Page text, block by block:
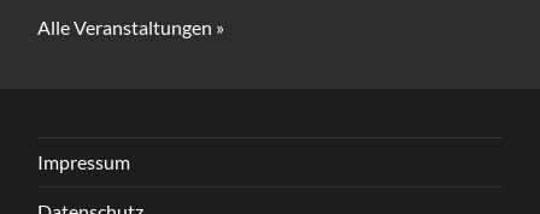
Alle Veranstaltungen »
Impressum